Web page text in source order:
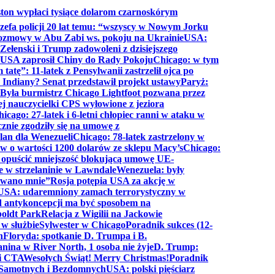
wypłaci tysiące dolarom czarnoskórym
policji 20 lat temu: “wszyscy w Nowym Jorku
w Abu Zabi ws. pokoju na UkrainieUSA:
i Trump zadowoleni z dzisiejszego
zaprosił Chiny do Rady PokojuChicago: w tym
tatę”: 11-latek z Pensylwanii zastrzelił ojca po
Indiany? Senat przedstawił projekt ustawyParyż:
Była burmistrz Chicago Lightfoot pozwana przez
nauczycielki CPS wyłowione z jeziora
27-latek i 6-letni chłopiec ranni w ataku w
zgodziły się na umowę z
dla WenezueliChicago: 78-latek zastrzelony w
o wartości 1200 dolarów ze sklepu Macy’sChicago:
opuścić mniejszość blokującą umowę UE-
w strzelaninie w LawndaleWenezuela: były
mnie”Rosja potępia USA za akcję w
udaremniony zamach terrorystyczny w
ma być sposobem na
ParkRelacja z Wigilii na Jackowie
służbieSylwester w ChicagoPoradnik sukces (12-
Floryda: spotkanie D. Trumpa i B.
w River North, 1 osoba nie żyjeD. Trump:
CTAWesołych Świąt! Merry Christmas!Poradnik
i BezdomnychUSA: polski pięściarz